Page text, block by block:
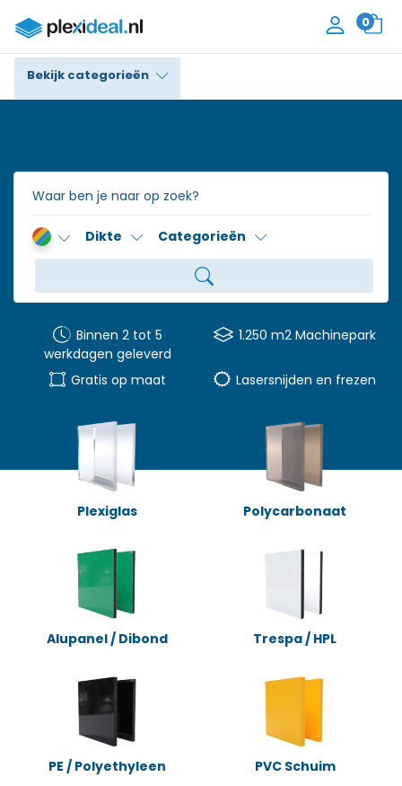
0
Bekijk categorieën
Trespa® / HPL
Alupanel / Dibond®
Accessoires
Dikte Categorieën
Binnen 2 tot 5
werkdagen geleverd
1.250 m2 Machinepark
Gratis op maat Lasersnijden en frezen
Plexiglas Polycarbonaat
Alupanel / Dibond Trespa / HPL
PE / Polyethyleen PVC Schuim